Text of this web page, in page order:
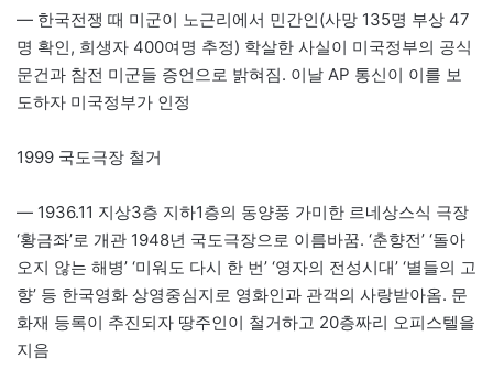
— 한국전쟁 때 미군이 노근리에서 민간인(사망 135명 부상 47
명 확인, 희생자 400여명 추정) 학살한 사실이 미국정부의 공식
문건과 참전 미군들 증언으로 밝혀짐. 이날 AP 통신이 이를 보
도하자 미국정부가 인정
1999 국도극장 철거
— 1936.11 지상3층 지하1층의 동양풍 가미한 르네상스식 극장
‘황금좌’로 개관 1948년 국도극장으로 이름바꿈. ‘춘향전’ ‘돌아
오지 않는 해병’ ‘미워도 다시 한 번’ ‘영자의 전성시대’ ‘별들의 고
향’ 등 한국영화 상영중심지로 영화인과 관객의 사랑받아옴. 문
화재 등록이 추진되자 땅주인이 철거하고 20층짜리 오피스텔을
지음